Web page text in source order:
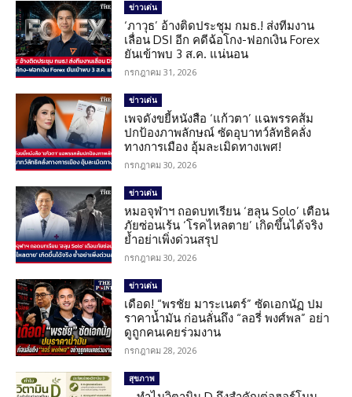
ข่าวเด่น
‘ภาวุธ’ อ้างติดประชุม กมธ.! ส่งทีมงาน
เลื่อน DSI อีก คดีฉ้อโกง-ฟอกเงิน Forex
ยันเข้าพบ 3 ส.ค. แน่นอน
กรกฎาคม 31, 2026
ข่าวเด่น
เพจดังขยี้หนังสือ ‘แก้วตา’ แฉพรรคส้ม
ปกป้องภาพลักษณ์ ซัดอุบาทว์ลัทธิคลั่ง
ทางการเมือง อุ้มละเมิดทางเพศ!
กรกฎาคม 30, 2026
ข่าวเด่น
หมอจุฬาฯ ถอดบทเรียน ‘ฮลุน Solo’ เตือน
ภัยซ่อนเร้น ‘โรคไหลตาย’ เกิดขึ้นได้จริง
ย้ำอย่าเพิ่งด่วนสรุป
กรกฎาคม 30, 2026
ข่าวเด่น
เดือด! “พรชัย มาระเนตร์” ซัดเอกนัฏ ปม
ราคาน้ำมัน ก่อนลั่นถึง “ลอรี่ พงศ์พล” อย่า
ดูถูกคนเคยร่วมงาน
กรกฎาคม 28, 2026
สุขภาพ